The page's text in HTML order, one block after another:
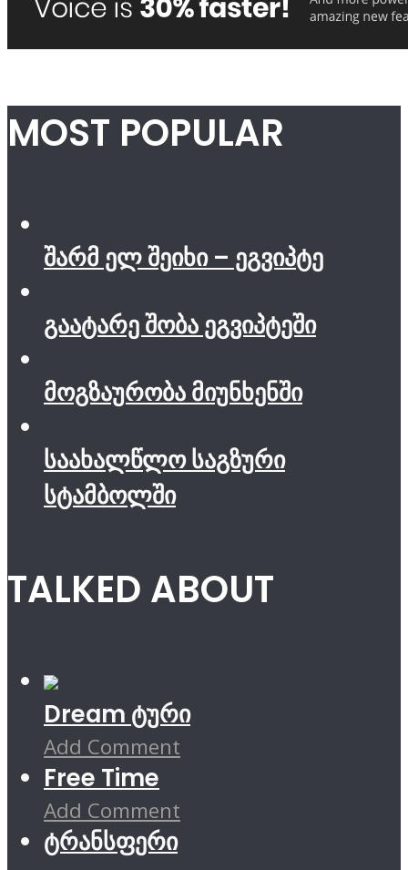
MOST POPULAR
შარმ ელ შეიხი – ეგვიპტე
გაატარე შობა ეგვიპტეში
მოგზაურობა მიუნხენში
საახალწლო საგზური
სტამბოლში
TALKED ABOUT
Dream ტური
Add Comment
Free Time
Add Comment
ტრანსფერი